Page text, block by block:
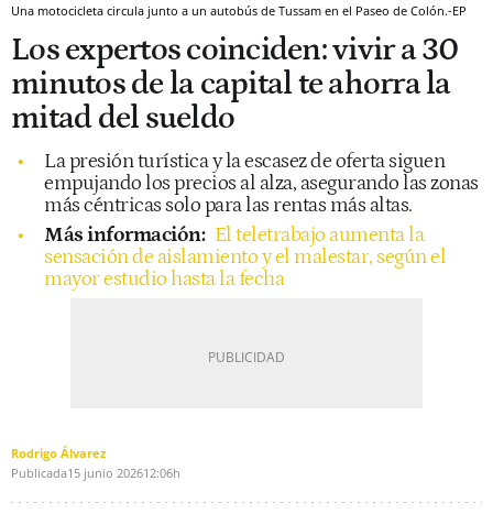
Una motocicleta circula junto a un autobús de Tussam en el Paseo de Colón.-EP
Los expertos coinciden: vivir a 30
minutos de la capital te ahorra la
mitad del sueldo
La presión turística y la escasez de oferta siguen
empujando los precios al alza, asegurando las zonas
más céntricas solo para las rentas más altas.
Más información: El teletrabajo aumenta la
sensación de aislamiento y el malestar, según el
mayor estudio hasta la fecha
Rodrigo Álvarez
Publicada15 junio 202612:06h